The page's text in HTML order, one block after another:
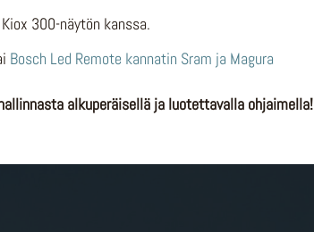
300-näytön kanssa.
Bosch Led Remote kannatin Sram ja Magura
alkuperäisellä ja luotettavalla ohjaimella!